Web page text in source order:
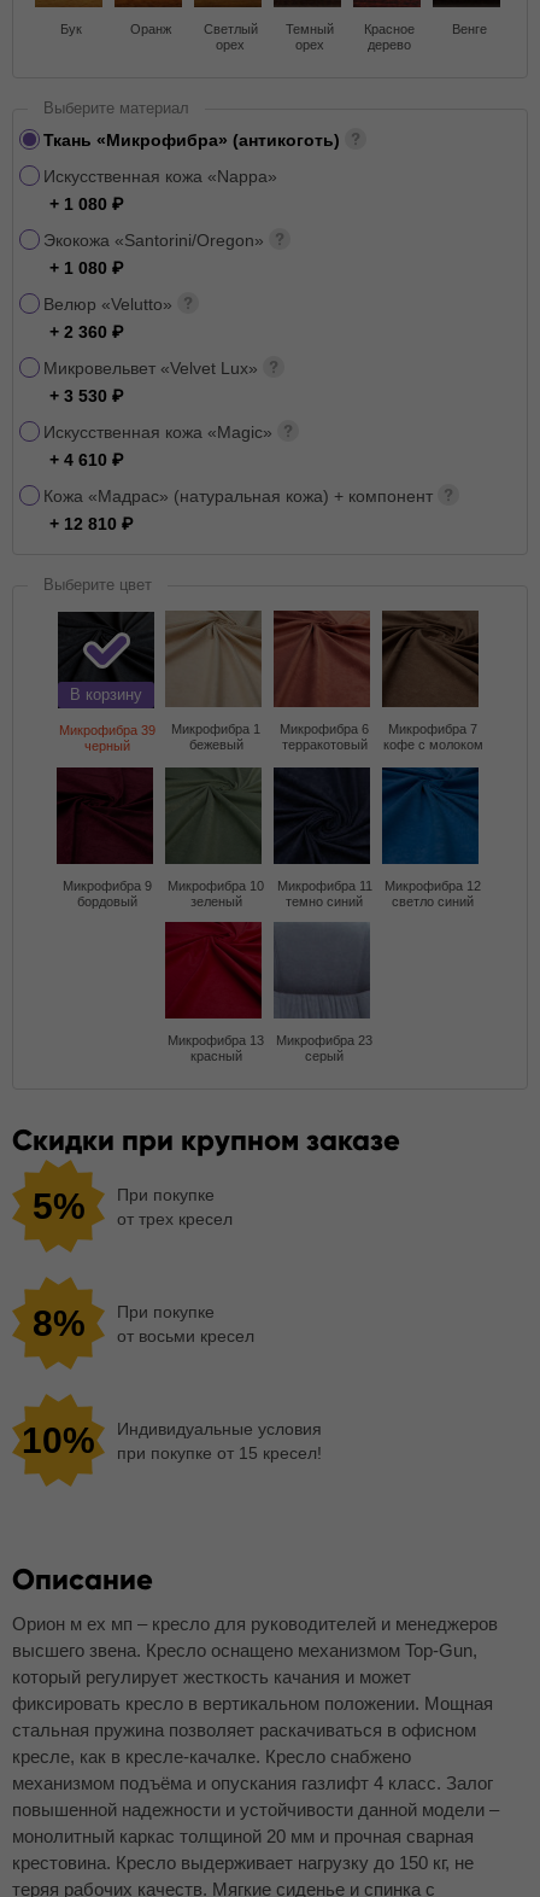
Бук Оранж
Светлый
орех
Темный
орех
Красное
дерево
Венге
Выберите материал
Ткань «Микрофибра» (антикоготь)
Искусственная кожа «Nappa»
+ 1 080
Экокожа «Santorini/Oregon»
+ 1 080
Велюр «Velutto»
+ 2 360
Микровельвет «Velvet Lux»
+ 3 530
Искусственная кожа «Magic»
+ 4 610
Кожа «Мадрас» (натуральная кожа) + компонент
+ 12 810
Выберите цвет
В корзину
Микрофибра 39
черный
Микрофибра 1
бежевый
Микрофибра 6
терракотовый
Микрофибра 7
кофе с молоком
Микрофибра 9
бордовый
Микрофибра 10
зеленый
Микрофибра 11
темно синий
Микрофибра 12
светло синий
Микрофибра 13
красный
Микрофибра 23
серый
Скидки при крупном заказе
5%
При покупке
от трех кресел
8%
При покупке
от восьми кресел
10%
Индивидуальные условия
при покупке от 15 кресел!
Описание
Орион м ех мп – кресло для руководителей и менеджеров
высшего звена. Кресло оснащено механизмом Top-Gun,
который регулирует жесткость качания и может
фиксировать кресло в вертикальном положении. Мощная
стальная пружина позволяет раскачиваться в офисном
кресле, как в кресле-качалке. Кресло снабжено
механизмом подъёма и опускания газлифт 4 класс. Залог
повышенной надежности и устойчивости данной модели –
монолитный каркас толщиной 20 мм и прочная сварная
крестовина. Кресло выдерживает нагрузку до 150 кг, не
теряя рабочих качеств. Мягкие сиденье и спинка с